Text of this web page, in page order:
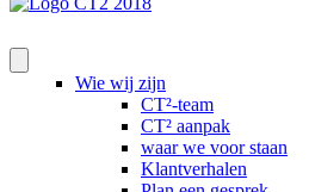
Wie wij zijn
CT²-team
CT² aanpak
waar we voor staan
Klantverhalen